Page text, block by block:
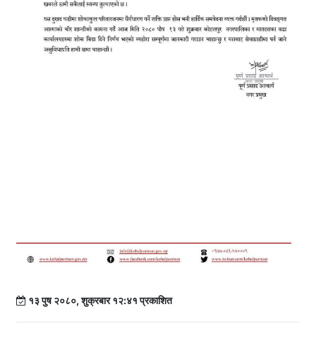
१३ पुष २०८०, शुक्रबार १२:४१ प्रकाशित